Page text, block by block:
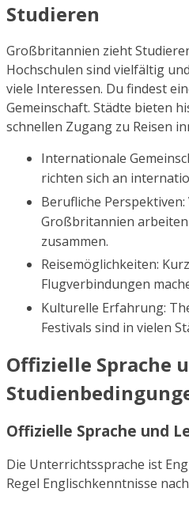
Studieren
Großbritannien zieht
Hochschulen sind vielfältig
viele Interessen. Du findest
Gemeinschaft. Städte bieten
schnellen Zugang zu Reisen
Internationale
richten sich an
Berufliche
Großbritannien
zusammen.
Reisemöglichkeiten:
Flugverbindungen
Kulturelle Erfahrung:
Festivals sind in vielen
Offizielle Sprache
Offizielle Sprache und
Die Unterrichtssprache ist
Regel Englischkenntnisse